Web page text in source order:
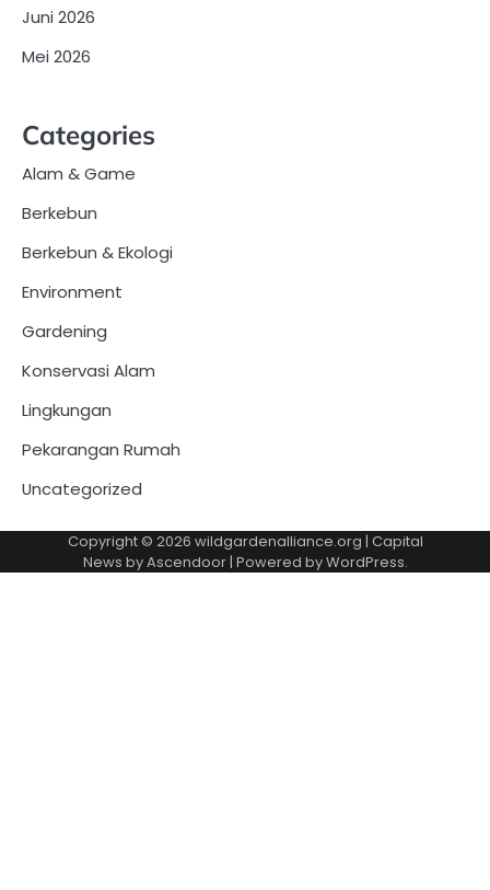
Juni 2026
Mei 2026
Categories
Alam & Game
Berkebun
Berkebun & Ekologi
Environment
Gardening
Konservasi Alam
Lingkungan
Pekarangan Rumah
Uncategorized
Copyright © 2026 wildgardenalliance.org | Capital
News byAscendoor| Powered byWordPress.